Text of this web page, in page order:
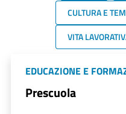
CULTURA E
VITA
EDUCAZIONE E
Prescuola